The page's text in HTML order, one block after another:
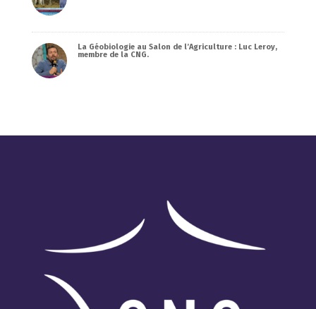
La Géobiologie au Salon de l’Agriculture : Luc Leroy,
membre de la CNG.